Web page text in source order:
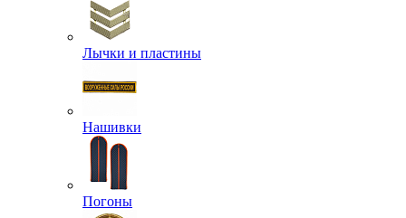
Лычки и пластины
Нашивки
Погоны